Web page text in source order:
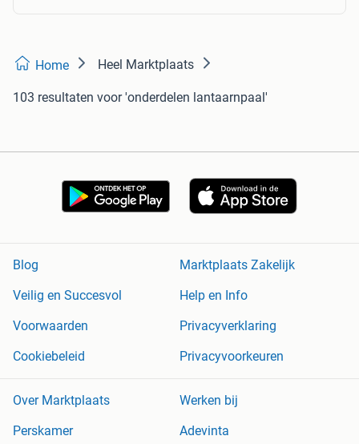
Home Heel Marktplaats
103 resultaten voor 'onderdelen lantaarnpaal'
Blog
Marktplaats Zakelijk
Veilig en Succesvol
Help en Info
Voorwaarden
Privacyverklaring
Cookiebeleid
Privacyvoorkeuren
Over Marktplaats
Werken bij
Perskamer
Adevinta